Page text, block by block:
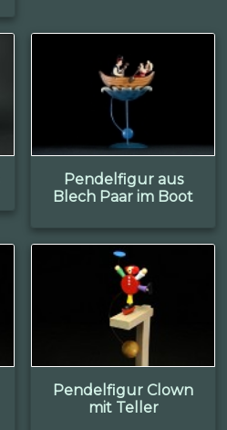
Pendelfigur aus
Blech Paar im Boot
Pendelfigur Clown
mit Teller